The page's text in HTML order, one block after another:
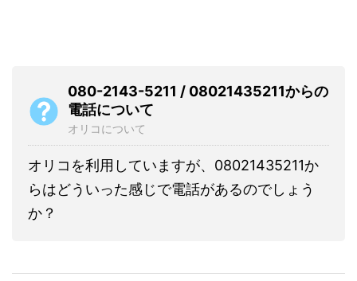
080-2143-5211 / 08021435211からの
電話について
オリコについて
オリコを利用していますが、08021435211か
らはどういった感じで電話があるのでしょう
か？